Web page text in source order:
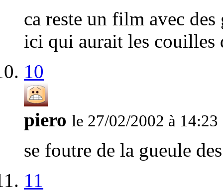
ca reste un film avec des
ici qui aurait les couilles
10
piero le 27/02/2002 à 14:23
se foutre de la gueule
11